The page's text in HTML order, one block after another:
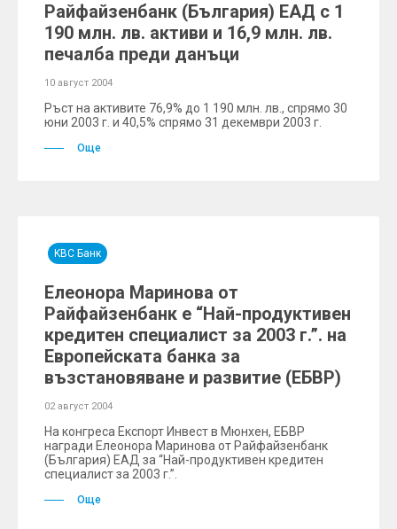
Райфайзенбанк (България) ЕАД с 1
190 млн. лв. активи и 16,9 млн. лв.
печалба преди данъци
10 август 2004
Ръст на активите 76,9% до 1 190 млн. лв., спрямо 30
юни 2003 г. и 40,5% спрямо 31 декември 2003 г.
Още
KBC Банк
Елеонора Маринова от
Райфайзенбанк е “Най-продуктивен
кредитен специалист за 2003 г.”. на
Европейската банка за
възстановяване и развитие (ЕБВР)
02 август 2004
На конгреса Експорт Инвест в Мюнхен, ЕБВР
награди Елеонора Маринова от Райфайзенбанк
(България) ЕАД за “Най-продуктивен кредитен
специалист за 2003 г.”.
Още